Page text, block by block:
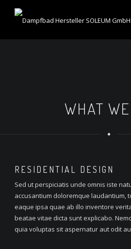
WHAT
RESIDENTIAL DESIGN
Sed ut perspiciatis unde omnis iste
accusantium doloremque laudantium,
eaque ipsa quae ab illo inventore
beatae vitae dicta sunt explicabo.
quia voluptas sit aspernatur aut odit